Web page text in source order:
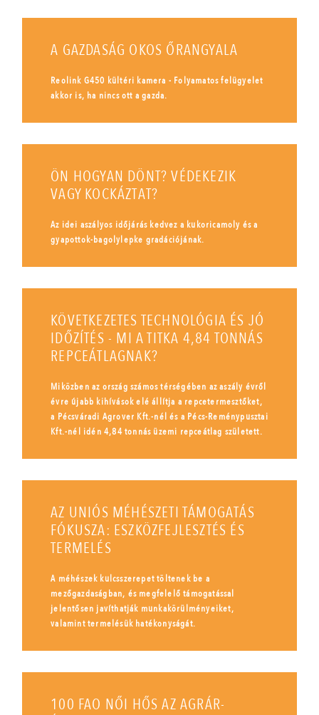
A GAZDASÁG OKOS ŐRANGYALA
Reolink G450 kültéri kamera - Folyamatos felügyelet
akkor is, ha nincs ott a gazda.
ÖN HOGYAN DÖNT? VÉDEKEZIK
VAGY KOCKÁZTAT?
Az idei aszályos időjárás kedvez a kukoricamoly és a
gyapottok-bagolylepke gradációjának.
KÖVETKEZETES TECHNOLÓGIA ÉS JÓ
IDŐZÍTÉS - MI A TITKA 4,84 TONNÁS
REPCEÁTLAGNAK?
Miközben az ország számos térségében az aszály évről
évre újabb kihívások elé állítja a repcetermesztőket,
a Pécsváradi Agrover Kft.-nél és a Pécs-Reménypusztai
Kft.-nél idén 4,84 tonnás üzemi repceátlag született.
AZ UNIÓS MÉHÉSZETI TÁMOGATÁS
FÓKUSZA: ESZKÖZFEJLESZTÉS ÉS
TERMELÉS
A méhészek kulcsszerepet töltenek be a
mezőgazdaságban, és megfelelő támogatással
jelentősen javíthatják munkakörülményeiket,
valamint termelésük hatékonyságát.
100 FAO NŐI HŐS AZ AGRÁR-